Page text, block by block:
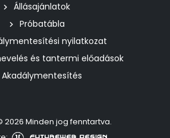
Állásajánlatok
Próbatábla
nyilatkozat
és tantermi előadások
Akadálymentesítés
2026 Minden jog fenntartva.